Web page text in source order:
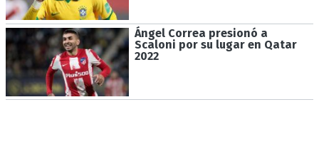
Ángel Correa presionó a
Scaloni por su lugar en Qatar
2022